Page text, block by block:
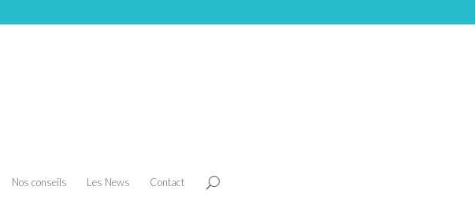
Nos conseils Les News Contact